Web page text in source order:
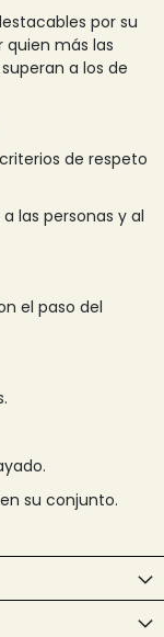
por su
quien más las
a los de
de respeto
las personas y al
el paso del
su conjunto.